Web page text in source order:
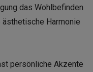
das Wohlbefinden
Harmonie
persönliche Akzente